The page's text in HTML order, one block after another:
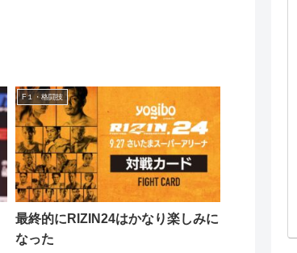
F１・格闘技
最終的にRIZIN24はかなり楽しみに
なった